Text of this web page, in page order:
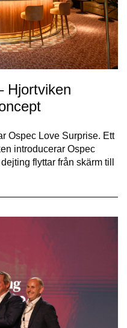
Hjortviken
Ospec Love Surprise. Ett
introducerar Ospec
flyttar från skärm till